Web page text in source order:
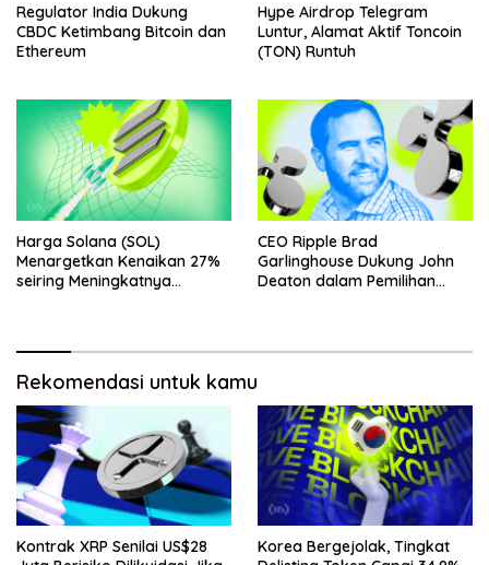
Regulator India Dukung
CBDC Ketimbang Bitcoin dan
Ethereum
Hype Airdrop Telegram
Luntur, Alamat Aktif Toncoin
(TON) Runtuh
Harga Solana (SOL)
Menargetkan Kenaikan 27%
seiring Meningkatnya
CEO Ripple Brad
Garlinghouse Dukung John
Deaton dalam Pemilihan
Rekomendasi untuk kamu
Kontrak XRP Senilai US$28
Korea Bergejolak, Tingkat